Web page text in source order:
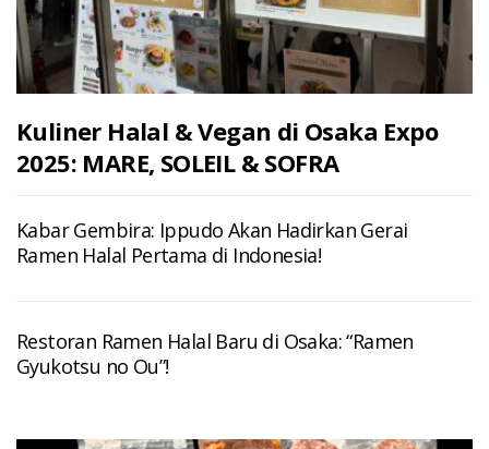
Kuliner Halal & Vegan di Osaka Expo
2025: MARE, SOLEIL & SOFRA
Kabar Gembira: Ippudo Akan Hadirkan Gerai
Ramen Halal Pertama di Indonesia!
Restoran Ramen Halal Baru di Osaka: “Ramen
Gyukotsu no Ou”!